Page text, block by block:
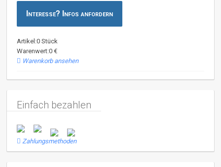
Interesse? Infos anfordern
Artikel:0 Stück
Warenwert:0 €
Warenkorb ansehen
Einfach bezahlen
Zahlungsmethoden